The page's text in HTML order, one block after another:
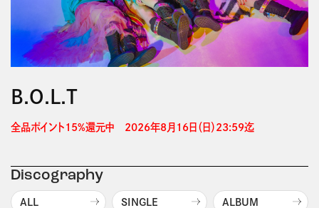
B.O.L.T
全品ポイント15%還元中　2026年8月16日（日）23:59迄
Discography
ALL SINGLE ALBUM